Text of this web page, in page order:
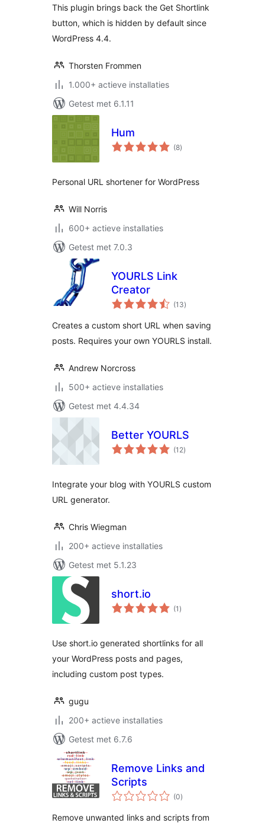
This plugin brings back the Get Shortlink
button, which is hidden by default since
WordPress 4.4.
Thorsten Frommen
1.000+ actieve installaties
Getest met 6.1.11
Hum
(8totaal
waarderingen
)
Personal URL shortener for WordPress
Will Norris
600+ actieve installaties
Getest met 7.0.3
YOURLS Link
Creator
(13totaal
waarderingen
)
Creates a custom short URL when saving
posts. Requires your own YOURLS install.
Andrew Norcross
500+ actieve installaties
Getest met 4.4.34
Better YOURLS
(12totaal
waarderingen
)
Integrate your blog with YOURLS custom
URL generator.
Chris Wiegman
200+ actieve installaties
Getest met 5.1.23
short.io
(1 totaal
waarderingen
)
Use short.io generated shortlinks for all
your WordPress posts and pages,
including custom post types.
gugu
200+ actieve installaties
Getest met 6.7.6
Remove Links and
Scripts
(0totaal
waarderingen
)
Remove unwanted links and scripts from